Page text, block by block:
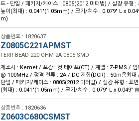
드 - 단일 / 패키지/케이스 : 0805(2012 미터법) / 실장 유형
높이(최대) : 0.041"(1.05mm) / 크기/치수 : 0.079" L x
m)
상품번호 : 1820637
Z0805C221APMST
FERR BEAD 220 OHM 2A 0805 SMD
제조사 : Kemet / 포장 : 컷 테이프(CT) / 계열 : Z-PMS / 임
@ 100MHz / 정격 전류 : 2A / DC 저항(DCR) : 50m옴최대
단일 / 패키지/케이스 : 0805(2012 미터법) / 실장 유형 : 표
(최대) : 0.041"(1.05mm) / 크기/치수 : 0.079" L x 0.049"
상품번호 : 1820636
Z0603C680CSMST